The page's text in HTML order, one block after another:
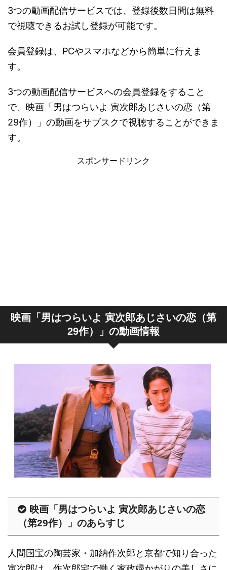
3つの動画配信サービスでは、登録後数日間は無料
で視聴できるお試し登録が可能です。
会員登録は、PCやスマホなどから簡単に行えま
す。
3つの動画配信サービスへの会員登録をすること
で、映画「男はつらいよ 寅次郎あじさいの恋（第
29作）」の動画をサブスクで視聴することができま
す。
スポンサードリンク
映画「男はつらいよ 寅次郎あじさいの恋（第
29作）」の動画情報
映画「男はつらいよ 寅次郎あじさいの恋
（第29作）」のあらすじ
人間国宝の陶芸家・加納作次郎と京都で知り合った